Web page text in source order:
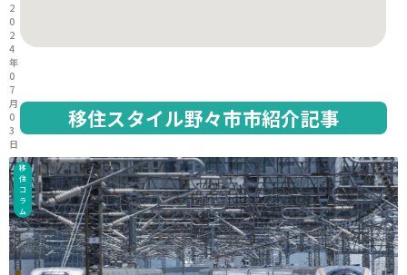
移住スタイル野々市市紹介記事
移
住
コ
ラ
ム
2
0
2
4
年
0
7
月
0
3
日